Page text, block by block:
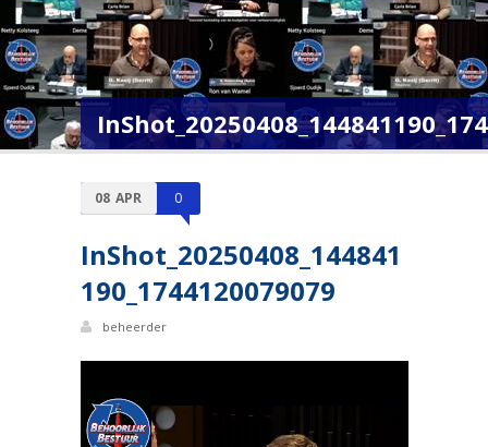
08 APR 0
InShot_20250408_144841
190_1744120079079
beheerder